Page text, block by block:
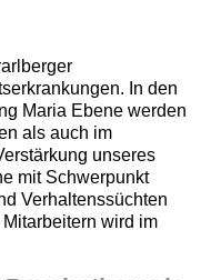
In den
Maria Ebene werden
als auch im
unseres
mit Schwerpunkt
Verhaltenssüchten
wird im